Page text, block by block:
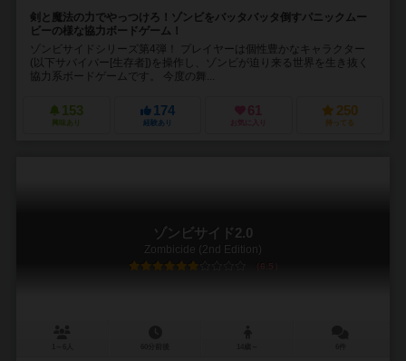
剣と魔法の力でやっつけろ！ゾンビをバッタバッタ倒すパニックムー
ビーの様な協力ボードゲーム！
ゾンビサイドシリーズ第4弾！ プレイヤーは個性豊かなキャラクター
(以下サバイバー[生存者])を操作し、ゾンビが迫り来る世界を生き抜く
協力系ボードゲームです。 今度の舞...
153
興味あり
174
経験あり
61
お気に入り
250
持ってる
ゾンビサイド2.0
Zombicide (2nd Edition)
6.5